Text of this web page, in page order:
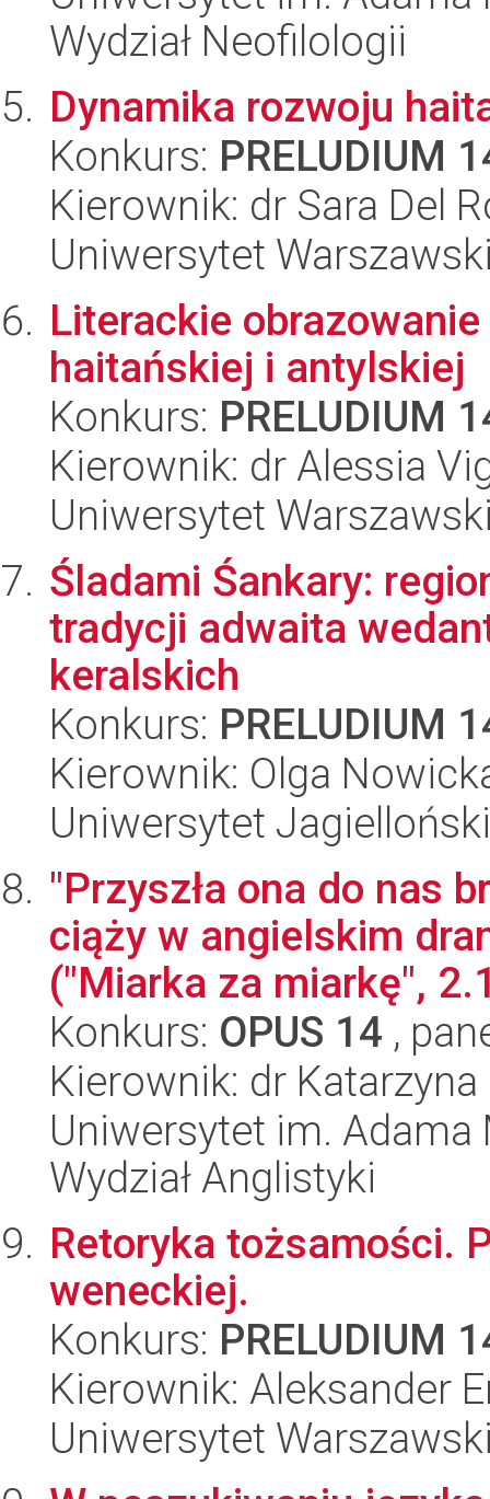
Wydział Neofilologii
Dynamika rozwoju
Konkurs: PRELUDIUM
Kierownik: dr Sara Del
Uniwersytet
Literackie
haitańskiej i antylskiej
Konkurs: PRELUDIUM
Kierownik: dr Alessia
Uniwersytet
Śladami Śankary:
tradycji adwaita
keralskich
Konkurs: PRELUDIUM
Kierownik: Olga
Uniwersytet
"Przyszła ona do nas
ciąży w angielskim
("Miarka za miarkę",
Konkurs: OPUS 14 ,
Kierownik: dr
Uniwersytet im.
Wydział Anglistyki
Retoryka tożsamości.
weneckiej.
Konkurs: PRELUDIUM
Kierownik: Aleksander
Uniwersytet